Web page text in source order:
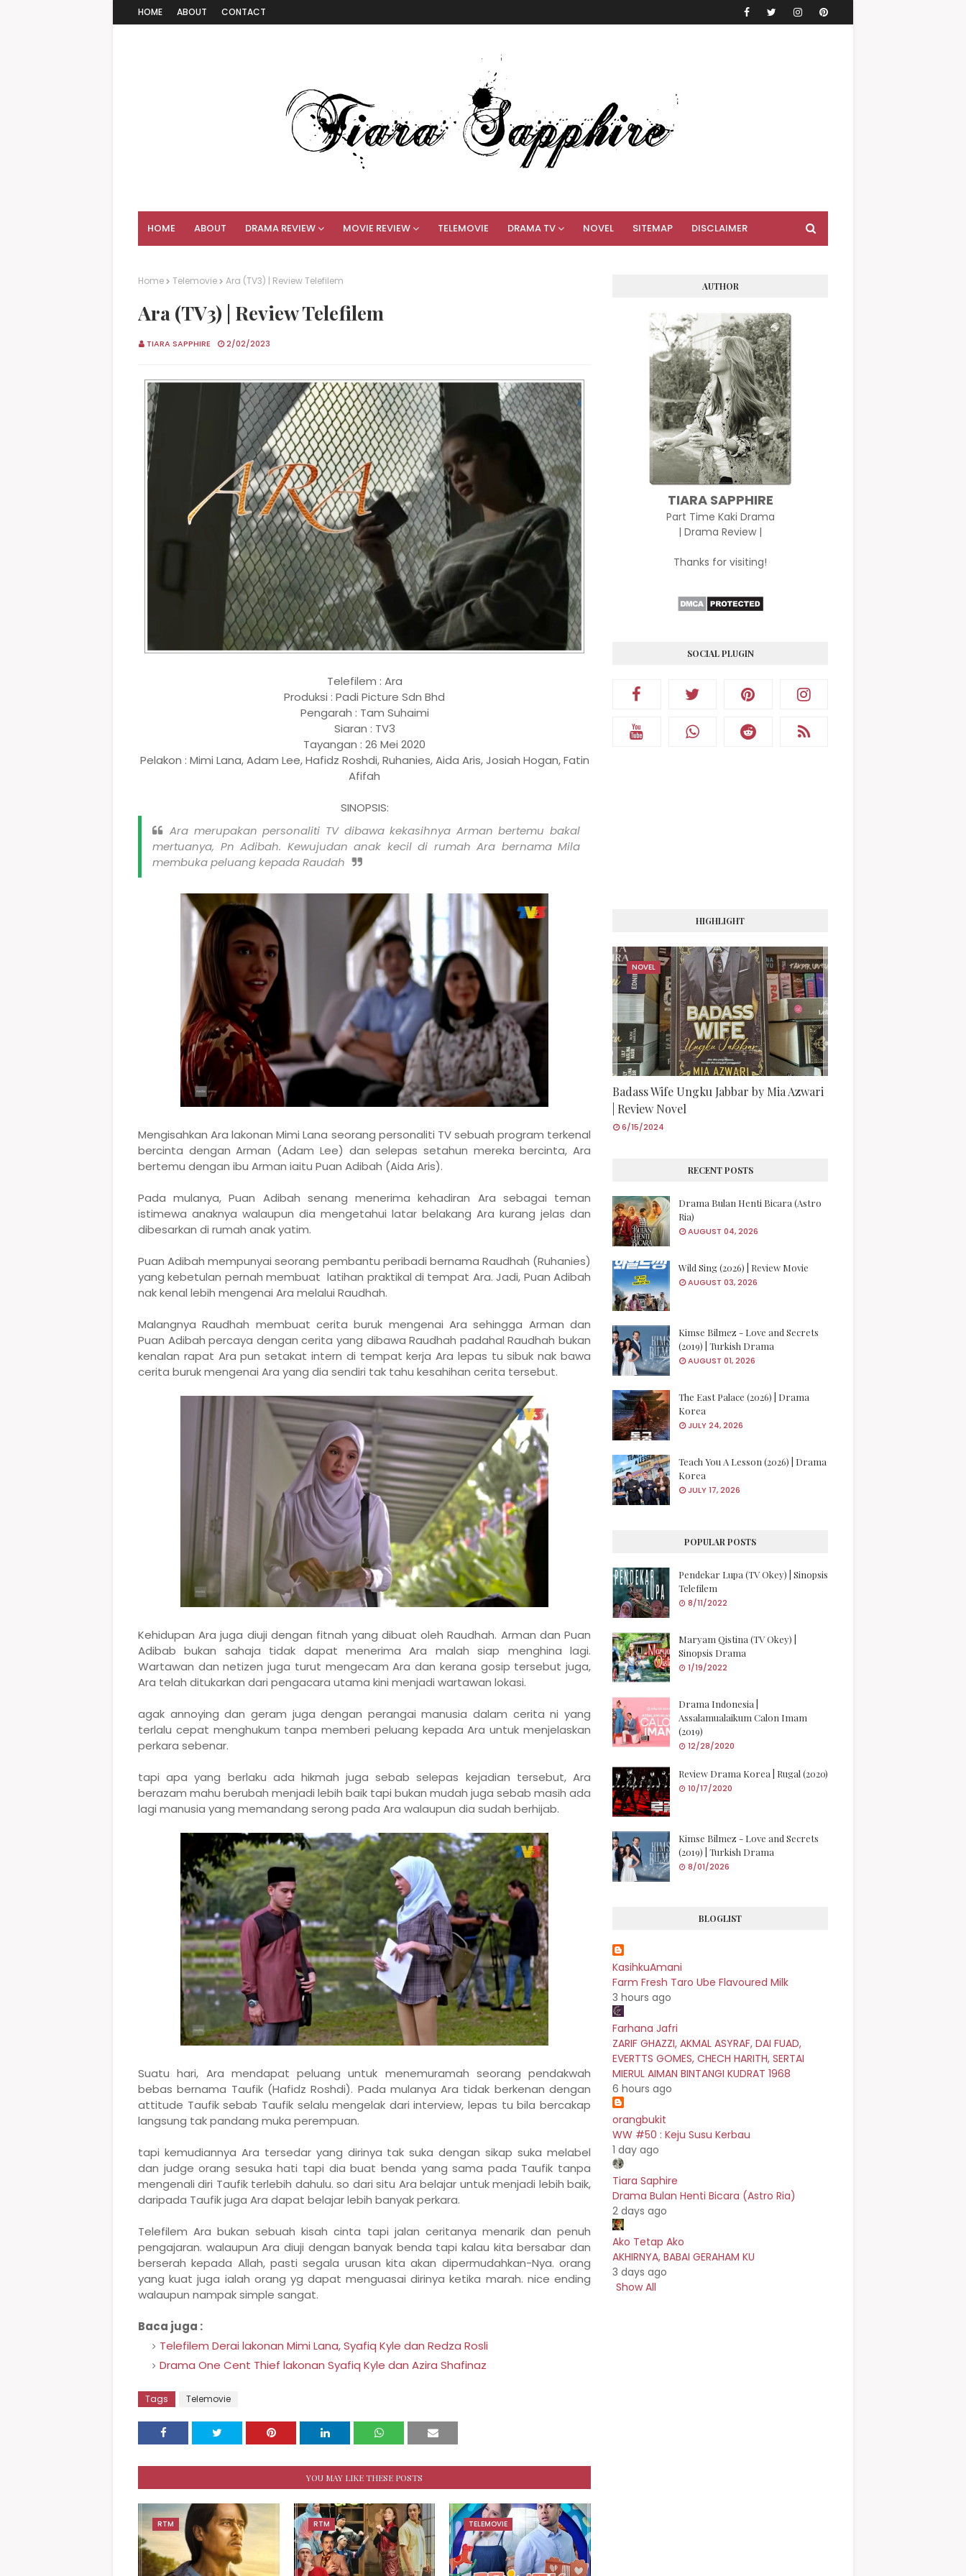
HOME ABOUT CONTACT
HOME ABOUT DRAMA REVIEW MOVIE REVIEW TELEMOVIE DRAMA TV NOVEL SITEMAP DISCLAIMER
Home Telemovie Ara (TV3) | Review Telefilem
Ara (TV3) | Review Telefilem
TIARA SAPPHIRE 2/02/2023
Telefilem : Ara
Produksi : Padi Picture Sdn Bhd
Pengarah : Tam Suhaimi
Siaran : TV3
Tayangan : 26 Mei 2020
Pelakon : Mimi Lana, Adam Lee, Hafidz Roshdi, Ruhanies, Aida Aris, Josiah Hogan, Fatin
Afifah
SINOPSIS:
Ara merupakan personaliti TV dibawa kekasihnya Arman bertemu bakal
mertuanya, Pn Adibah. Kewujudan anak kecil di rumah Ara bernama Mila
membuka peluang kepada Raudah
Mengisahkan Ara lakonan Mimi Lana seorang personaliti TV sebuah program terkenal
bercinta dengan Arman (Adam Lee) dan selepas setahun mereka bercinta, Ara
bertemu dengan ibu Arman iaitu Puan Adibah (Aida Aris).
Pada mulanya, Puan Adibah senang menerima kehadiran Ara sebagai teman
istimewa anaknya walaupun dia mengetahui latar belakang Ara kurang jelas dan
dibesarkan di rumah anak yatim.
Puan Adibah mempunyai seorang pembantu peribadi bernama Raudhah (Ruhanies)
yang kebetulan pernah membuat latihan praktikal di tempat Ara. Jadi, Puan Adibah
nak kenal lebih mengenai Ara melalui Raudhah.
Malangnya Raudhah membuat cerita buruk mengenai Ara sehingga Arman dan
Puan Adibah percaya dengan cerita yang dibawa Raudhah padahal Raudhah bukan
kenalan rapat Ara pun setakat intern di tempat kerja Ara lepas tu sibuk nak bawa
cerita buruk mengenai Ara yang dia sendiri tak tahu kesahihan cerita tersebut.
Kehidupan Ara juga diuji dengan fitnah yang dibuat oleh Raudhah. Arman dan Puan
Adibab bukan sahaja tidak dapat menerima Ara malah siap menghina lagi.
Wartawan dan netizen juga turut mengecam Ara dan kerana gosip tersebut juga,
Ara telah ditukarkan dari pengacara utama kini menjadi wartawan lokasi.
agak annoying dan geram juga dengan perangai manusia dalam cerita ni yang
terlalu cepat menghukum tanpa memberi peluang kepada Ara untuk menjelaskan
perkara sebenar.
tapi apa yang berlaku ada hikmah juga sebab selepas kejadian tersebut, Ara
berazam mahu berubah menjadi lebih baik tapi bukan mudah juga sebab masih ada
lagi manusia yang memandang serong pada Ara walaupun dia sudah berhijab.
Suatu hari, Ara mendapat peluang untuk menemuramah seorang pendakwah
bebas bernama Taufik (Hafidz Roshdi). Pada mulanya Ara tidak berkenan dengan
attitude Taufik sebab Taufik selalu mengelak dari interview, lepas tu bila bercakap
langsung tak pandang muka perempuan.
tapi kemudiannya Ara tersedar yang dirinya tak suka dengan sikap suka melabel
dan judge orang sesuka hati tapi dia buat benda yang sama pada Taufik tanpa
mengenali diri Taufik terlebih dahulu. so dari situ Ara belajar untuk menjadi lebih baik,
daripada Taufik juga Ara dapat belajar lebih banyak perkara.
Telefilem Ara bukan sebuah kisah cinta tapi jalan ceritanya menarik dan penuh
pengajaran. walaupun Ara diuji dengan banyak benda tapi kalau kita bersabar dan
berserah kepada Allah, pasti segala urusan kita akan dipermudahkan-Nya. orang
yang kuat juga ialah orang yg dapat menguasai dirinya ketika marah. nice ending
walaupun nampak simple sangat.
Baca juga :
Telefilem Derai lakonan Mimi Lana, Syafiq Kyle dan Redza Rosli
Drama One Cent Thief lakonan Syafiq Kyle dan Azira Shafinaz
Tags Telemovie
YOU MAY LIKE THESE POSTS
RTM RTM TELEMOVIE
AUTHOR
TIARA SAPPHIRE
Part Time Kaki Drama
| Drama Review |
Thanks for visiting!
SOCIAL PLUGIN
HIGHLIGHT
NOVEL
Badass Wife Ungku Jabbar by Mia Azwari
| Review Novel
6/15/2024
RECENT POSTS
Drama Bulan Henti Bicara (Astro
Ria)
AUGUST 04, 2026
Wild Sing (2026) | Review Movie
AUGUST 03, 2026
Kimse Bilmez - Love and Secrets
(2019) | Turkish Drama
AUGUST 01, 2026
The East Palace (2026) | Drama
Korea
JULY 24, 2026
Teach You A Lesson (2026) | Drama
Korea
JULY 17, 2026
POPULAR POSTS
Pendekar Lupa (TV Okey) | Sinopsis
Telefilem
8/11/2022
Maryam Qistina (TV Okey) |
Sinopsis Drama
1/19/2022
Drama Indonesia |
Assalamualaikum Calon Imam
(2019)
12/28/2020
Review Drama Korea | Rugal (2020)
10/17/2020
Kimse Bilmez - Love and Secrets
(2019) | Turkish Drama
8/01/2026
BLOGLIST
KasihkuAmani
Farm Fresh Taro Ube Flavoured Milk
3 hours ago
Farhana Jafri
ZARIF GHAZZI, AKMAL ASYRAF, DAI FUAD,
EVERTTS GOMES, CHECH HARITH, SERTAI
MIERUL AIMAN BINTANGI KUDRAT 1968
6 hours ago
orangbukit
WW #50 : Keju Susu Kerbau
1 day ago
Tiara Saphire
Drama Bulan Henti Bicara (Astro Ria)
2 days ago
Ako Tetap Ako
AKHIRNYA, BABAI GERAHAM KU
3 days ago
Show All